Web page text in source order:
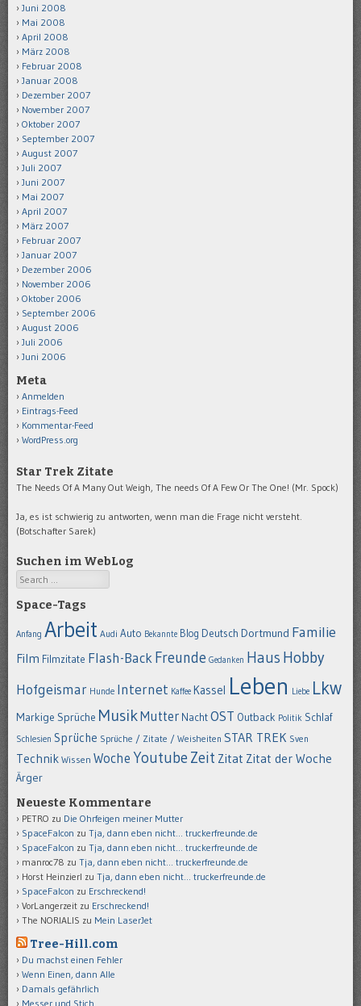
Juni 2008
Mai 2008
April 2008
März 2008
Februar 2008
Januar 2008
Dezember 2007
November 2007
Oktober 2007
September 2007
August 2007
Juli 2007
Juni 2007
Mai 2007
April 2007
März 2007
Februar 2007
Januar 2007
Dezember 2006
November 2006
Oktober 2006
September 2006
August 2006
Juli 2006
Juni 2006
Meta
Anmelden
Eintrags-Feed
Kommentar-Feed
WordPress.org
Star Trek Zitate
The Needs Of A Many Out Weigh, The needs Of A Few Or The One! (Mr. Spock)
Ja, es ist schwierig zu antworten, wenn man die Frage nicht versteht.
(Botschafter Sarek)
Suchen im WebLog
Search
Space-Tags
Anfang Arbeit Audi Auto Bekannte Blog Deutsch Dortmund Familie
Film Filmzitate Flash-BackFreunde Gedanken Haus Hobby
Hofgeismar Hunde Internet Kaffee Kassel Leben Liebe Lkw
Markige Sprüche MusikMutter NachtOST Outback Politik Schlaf
Schlesien Sprüche Sprüche / Zitate / Weisheiten STAR TREK Sven
Technik Wissen Woche Youtube Zeit Zitat Zitat der Woche
Ärger
Neueste Kommentare
PETRO zu Die Ohrfeigen meiner Mutter
SpaceFalcon zu Tja, dann eben nicht… truckerfreunde.de
SpaceFalcon zu Tja, dann eben nicht… truckerfreunde.de
manroc78 zu Tja, dann eben nicht… truckerfreunde.de
Horst Heinzierl zu Tja, dann eben nicht… truckerfreunde.de
SpaceFalcon zu Erschreckend!
VorLangerzeit zu Erschreckend!
The NORIALIS zu Mein LaserJet
Tree-Hill.com
Du machst einen Fehler
Wenn Einen, dann Alle
Damals gefährlich
Messer und Stich